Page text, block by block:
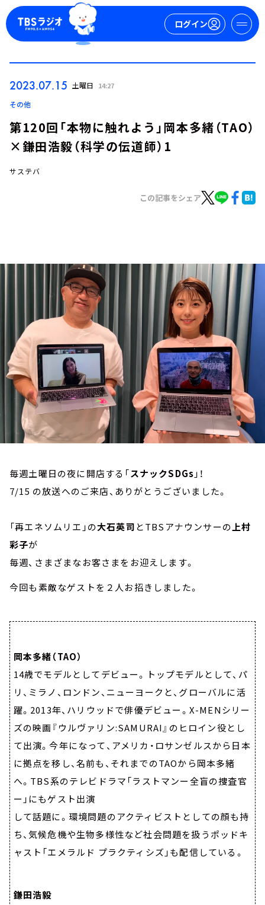
ログイン
お知らせ
イベント・グッズ
YouTube
会社情報
2023.07.15 土曜日 14:27
その他
第120回「本物に触れよう」岡本多緒（TAO）
×鎌田浩毅（科学の伝道師）1
サステバ
この記事をシェア
毎週土曜日の夜に開店する「スナックSDGs 」！
7/15 の放送へのご来店、ありがとうございました。
「再エネソムリエ」の大石英司 とTBSアナウンサーの上村
彩子が
毎週、さまざまなお客さまをお迎えします。
今回も素敵なゲストを２人お招きしました。
岡本多緒（TAO）
14歳でモデルとしてデビュー。トップモデルとして、パ
リ、ミラノ、ロンドン、ニューヨークと、グローバルに活
躍。2013年、ハリウッドで俳優デビュー。X-MENシリー
ズの映画『ウルヴァリン:SAMURAI』のヒロイン役とし
て出演。今年になって、アメリカ・ロサンゼルスから日本
に拠点を移し、名前も、それまでのTAOから岡本多緒
へ。TBS系のテレビドラマ「ラストマンー全盲の捜査官
ー」にもゲスト出演
して話題に。環境問題のアクティビストとしての顔も持
ち、気候危機や生物多様性など社会問題を扱うポッドキ
ャスト「エメラルド プラクティシズ」も配信している。
鎌田浩毅